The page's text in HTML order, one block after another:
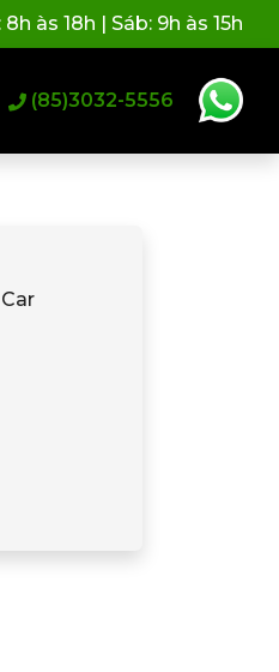
às 18h | Sáb: 9h às 15h
(85)3032-5556